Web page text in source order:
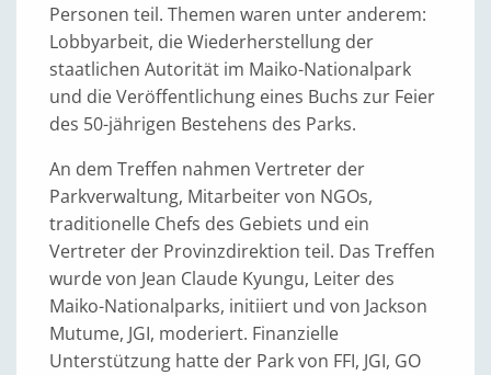
Personen teil. Themen waren unter anderem:
Lobbyarbeit, die Wiederherstellung der
staatlichen Autorität im Maiko-Nationalpark
und die Veröffentlichung eines Buchs zur Feier
des 50-jährigen Bestehens des Parks.
An dem Treffen nahmen Vertreter der
Parkverwaltung, Mitarbeiter von NGOs,
traditionelle Chefs des Gebiets und ein
Vertreter der Provinzdirektion teil. Das Treffen
wurde von Jean Claude Kyungu, Leiter des
Maiko-Nationalparks, initiiert und von Jackson
Mutume, JGI, moderiert. Finanzielle
Unterstützung hatte der Park von FFI, JGI, GO